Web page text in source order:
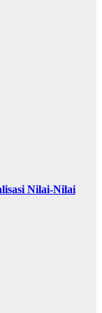
Nilai-Nilai